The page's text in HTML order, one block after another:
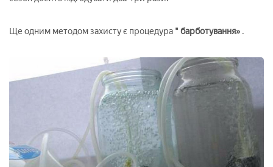
Ще одним методом захисту є процедура " барботування» .